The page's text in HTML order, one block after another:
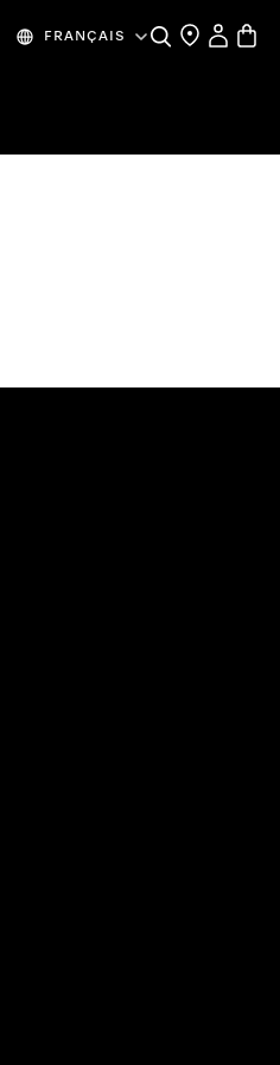
FRANÇAIS SearchFind a store
My